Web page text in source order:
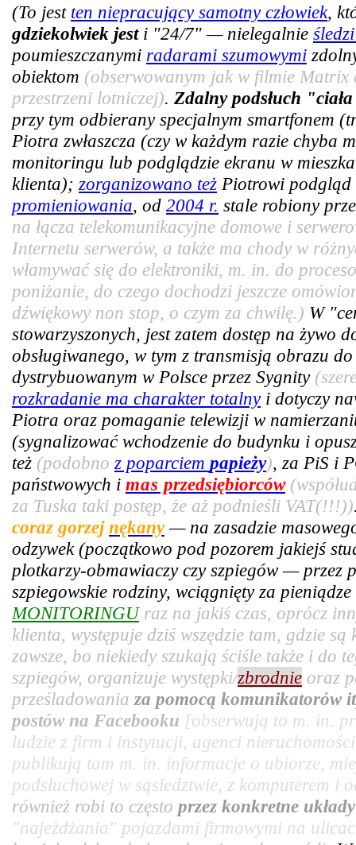
(To jest ten niepracujący samotny człowiek,
gdziekolwiek jesti "24/7" — nielegalnie
poumieszczanymi radarami szumowymi
obiektom (obserwowanym jak w filmie
przestrzeni lotniczej). Zdalny podsłuch
przy tym odbierany specjalnym smartfonem
Piotra zwłaszcza (czy w każdym razie chyba
monitoringu lub podglądzie ekranu w
klienta); zorganizowano też Piotrowi
promieniowania, od 2004 r. stale robiony
na łącza telekomunikacyjne domowe i
Internetu serwerów, a także ma chody w
włamywać się do elektroniki, m. in. do
poniżanie, do czego dochodzi jeszcze
dźwiękowy non stop, o czym za chwilę.) W
stowarzyszonych, jest zatem dostęp na żywo
obsługiwanego, w tym z transmisją obrazu
dystrybuowanym w Polsce przez Sygnity
rozkradanie ma charakter totalnyi dotyczy
Piotra oraz pomaganie telewizji w
(sygnalizować wchodzenie do budynku i
też (podobno z poparciem papieży), za PiS i
państwowych i mas przedsiębiorców
za Tuska taki postęp, że aż podnieśli VAT(!!!))
coraz gorzejnękany— na zasadzie
odzywek (początkowo pod pozorem jakiejś
plotkarzy-obmawiaczy czy szpiegów — przez
szpiegowskie rodziny, wciągnięty za
MONITORINGUraz na jakiś czas, oprócz
klienta, występuje dziś wszędzie tam, gdzie
zawsze, bo niekiedy szukają ściśle także i do
szpiegów, organizuje występki/zbrodnie oraz
prześladowania za pomocą komunikatorów
postów na Facebooku [obserwują to m. in.
ludzie z firm i instytucji, agenci
publikują tam m. in. informacje o ubiorze,
podsłuchowej w sąsiedztwie, z komputerem
również robi to często przez konkretne
"najeżdżania" pojazdami firmowymi na